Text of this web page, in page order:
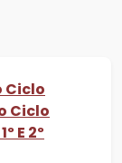
Ciclo
Ciclo
E 2º